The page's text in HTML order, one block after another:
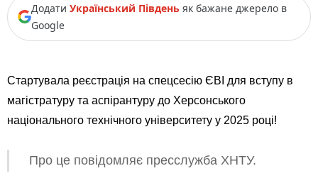
Додати Український Південь як бажане джерело в
Google
Стартувала реєстрація на спецсесію ЄВІ для вступу в
магістратуру та аспірантуру до Херсонського
національного технічного університету у 2025 році!
Про це повідомляє пресслужба ХНТУ.